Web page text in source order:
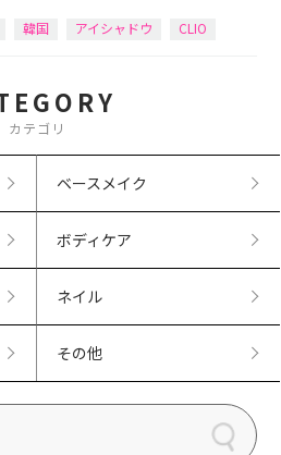
韓国 アイシャドウ CLIO
カテゴリ
ベースメイク
ボディケア
ネイル
その他